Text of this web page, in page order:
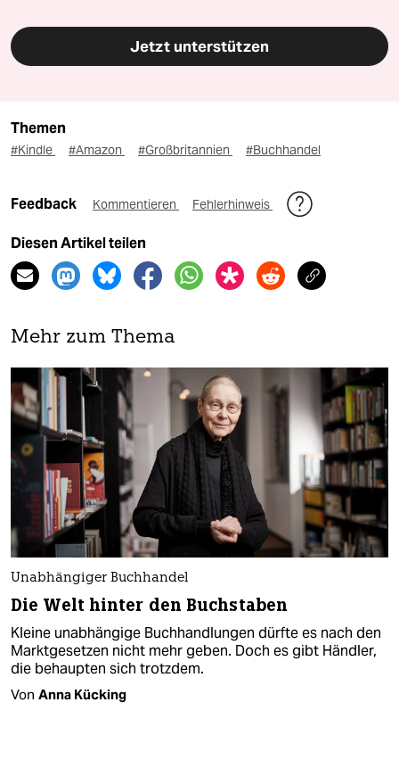
Jetzt unterstützen
Themen
#Kindle #Amazon #Großbritannien #Buchhandel
Feedback Kommentieren Fehlerhinweis
Diesen Artikel teilen
Mehr zum Thema
Unabhängiger Buchhandel
Die Welt hinter den Buchstaben
Kleine unabhängige Buchhandlungen dürfte es nach den
Marktgesetzen nicht mehr geben. Doch es gibt Händler,
die behaupten sich trotzdem.
Von Anna Kücking